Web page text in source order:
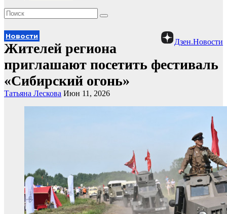
Дзен.Новости
Новости
Жителей региона
приглашают посетить фестиваль
«Сибирский огонь»
Татьяна Лескова Июн 11, 2026